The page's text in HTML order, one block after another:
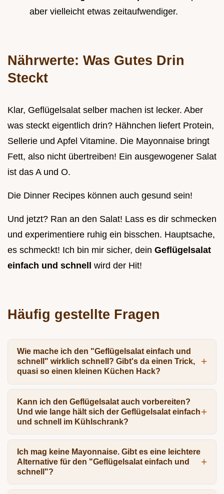
aber vielleicht etwas zeitaufwendiger.
Nährwerte: Was Gutes Drin
Steckt
Klar, Geflügelsalat selber machen ist lecker. Aber
was steckt eigentlich drin? Hähnchen liefert Protein,
Sellerie und Apfel Vitamine. Die Mayonnaise bringt
Fett, also nicht übertreiben! Ein ausgewogener Salat
ist das A und O.
Die Dinner Recipes können auch gesund sein!
Und jetzt? Ran an den Salat! Lass es dir schmecken
und experimentiere ruhig ein bisschen. Hauptsache,
es schmeckt! Ich bin mir sicher, dein Geflügelsalat
einfach und schnell wird der Hit!
Häufig gestellte Fragen
Wie mache ich den "Geflügelsalat einfach und
schnell" wirklich schnell? Gibt's da einen Trick,
quasi so einen kleinen Küchen Hack?
Kann ich den Geflügelsalat auch vorbereiten?
Und wie lange hält sich der Geflügelsalat einfach
und schnell im Kühlschrank?
Ich mag keine Mayonnaise. Gibt es eine leichtere
Alternative für den "Geflügelsalat einfach und
schnell"?